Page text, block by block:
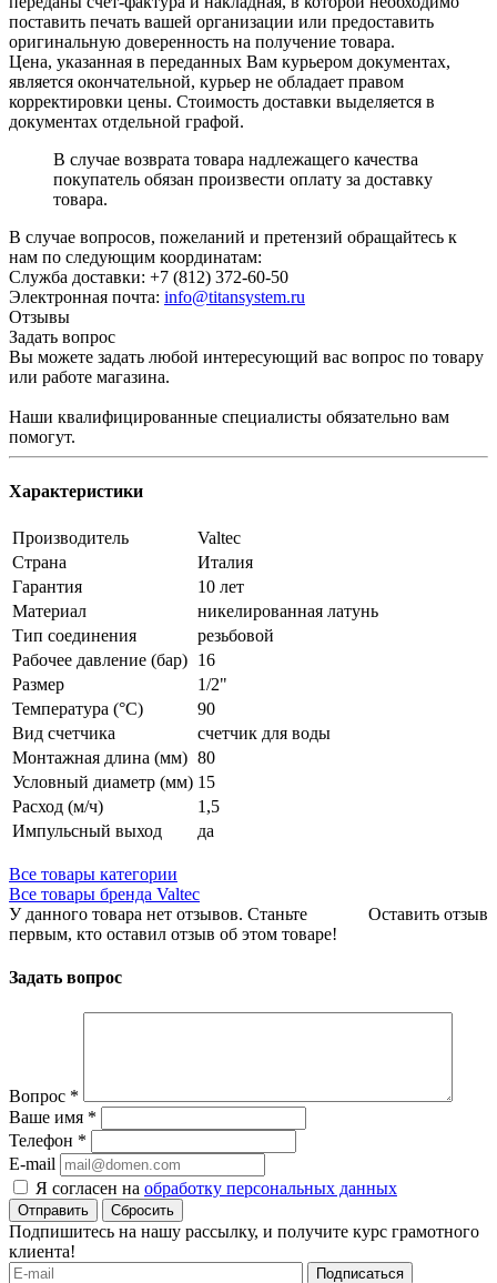
поставить печать вашей организации или предоставить
оригинальную доверенность на получение товара.
Цена, указанная в переданных Вам курьером документах,
является окончательной, курьер не обладает правом
корректировки цены. Стоимость доставки выделяется в
документах отдельной графой.
В случае возврата товара надлежащего качества
покупатель обязан произвести оплату за доставку
товара.
В случае вопросов, пожеланий и претензий обращайтесь к
нам по следующим координатам:
Служба доставки: +7 (812) 372-60-50
Электронная почта: info@titansystem.ru
Отзывы
Задать вопрос
Вы можете задать любой интересующий вас вопрос по товару
или работе магазина.
Наши квалифицированные специалисты обязательно вам
помогут.
Характеристики
Производитель
Valtec
Страна
Италия
Гарантия
10 лет
Материал
никелированная латунь
Тип соединения
резьбовой
Рабочее давление (бар) 16
Размер
1/2"
Температура (°С)
90
Вид cчетчика
cчетчик для воды
Монтажная длина (мм) 80
Условный диаметр (мм) 15
Расход (м/ч)
1,5
Импульсный выход
да
Все товары категории
Все товары бренда Valtec
Оставить отзыв
У данного товара нет отзывов. Станьте
первым, кто оставил отзыв об этом товаре!
Задать вопрос
Вопрос *
Ваше имя *
Телефон *
E-mail
Я согласен на обработку персональных данных
Сбросить
Подпишитесь на нашу рассылку, и получите курс грамотного
клиента!